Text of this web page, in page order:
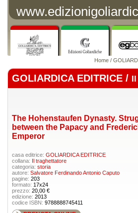
Home /
GOLIARDICA EDITRICE /
The Hohenstaufen Dynasty.
between the Papacy and
Emperor
casa editrice: GOLIARDICA EDITRICE
collana: Il traghettatore
categoria: storia
autore: Salvatore Ferdinando Antonio Caputo
pagine: 203
formato: 17x24
prezzo: 20,00 €
edizione: 2013
codice ISBN: 9788888745411